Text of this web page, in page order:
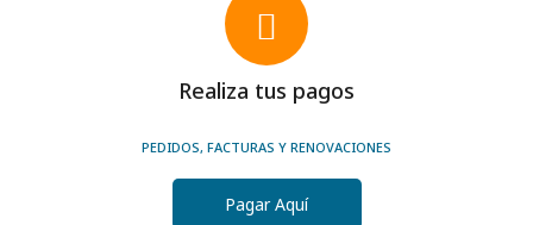
Realiza tus pagos
PEDIDOS, FACTURAS Y RENOVACIONES
Pagar Aquí